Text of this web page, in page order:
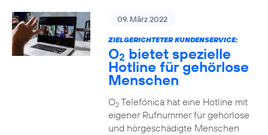
09. März 2022
ZIELGERICHTETER KUNDENSERVICE:
O2 bietet spezielle
Hotline für gehörlose
Menschen
O2Telefónica hat eine Hotline mit
eigener Rufnummer für gehörlose
und hörgeschädigte Menschen